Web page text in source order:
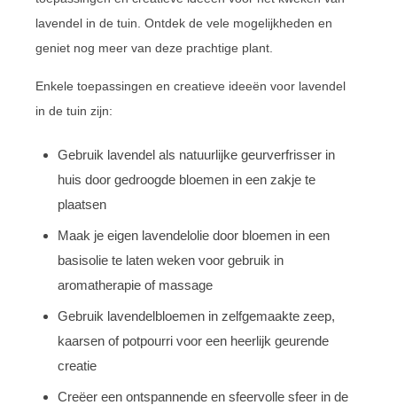
lavendel in de tuin. Ontdek de vele mogelijkheden en
geniet nog meer van deze prachtige plant.
Enkele toepassingen en creatieve ideeën voor lavendel
in de tuin zijn:
Gebruik lavendel als natuurlijke geurverfrisser in
huis door gedroogde bloemen in een zakje te
plaatsen
Maak je eigen lavendelolie door bloemen in een
basisolie te laten weken voor gebruik in
aromatherapie of massage
Gebruik lavendelbloemen in zelfgemaakte zeep,
kaarsen of potpourri voor een heerlijk geurende
creatie
Creëer een ontspannende en sfeervolle sfeer in de